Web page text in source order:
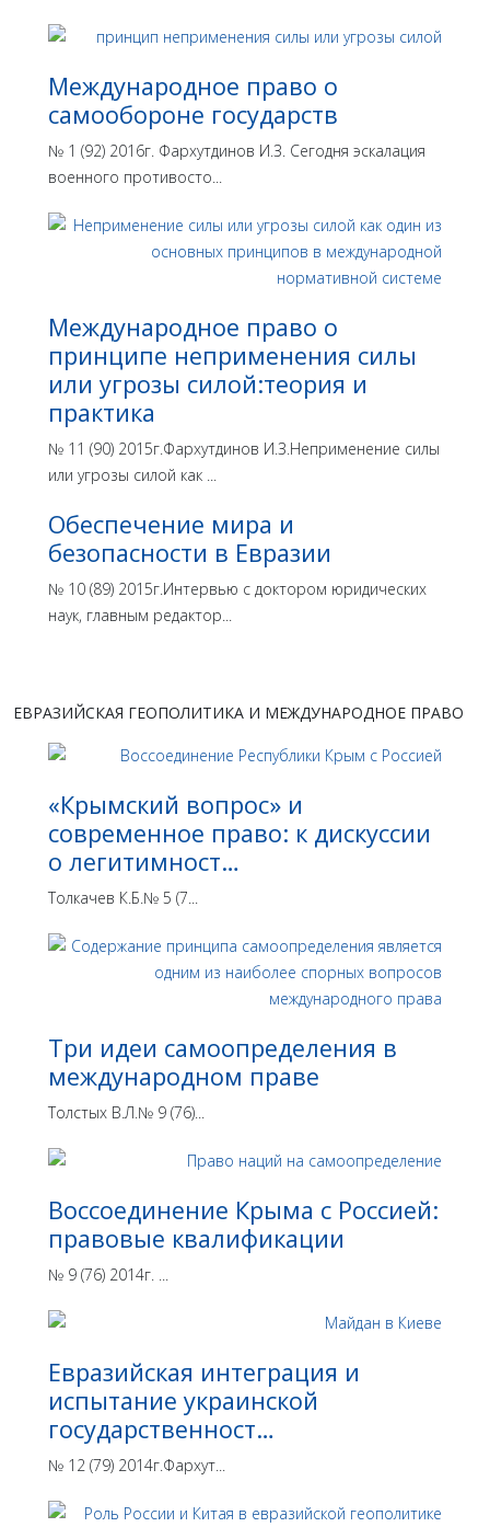
Международное право о
самообороне государств
№ 1 (92) 2016г. Фархутдинов И.З. Сегодня эскалация
военного противосто...
Международное право о
принципе неприменения силы
или угрозы силой:теория и
практика
№ 11 (90) 2015г.Фархутдинов И.З.Неприменение силы
или угрозы силой как ...
Обеспечение мира и
безопасности в Евразии
№ 10 (89) 2015г.Интервью с доктором юридических
наук, главным редактор...
ЕВРАЗИЙСКАЯ ГЕОПОЛИТИКА И МЕЖДУНАРОДНОЕ ПРАВО
«Крымский вопрос» и
современное право: к дискуссии
о легитимност…
Толкачев К.Б.№ 5 (7...
Три идеи самоопределения в
международном праве
Толстых В.Л.№ 9 (76)...
Воссоединение Крыма с Россией:
правовые квалификации
№ 9 (76) 2014г. ...
Евразийская интеграция и
испытание украинской
государственност…
№ 12 (79) 2014г.Фархут...